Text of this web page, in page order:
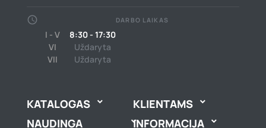
schedule DARBO LAIKAS
I - V
8:30 - 17:30
VI
Uždaryta
VII
Uždaryta
KATALOGAS  KLIENTAMS 
NAUDINGA 
INFORMACIJA 